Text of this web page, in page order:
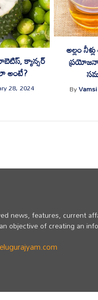
క్యాన్సర్
అంటే?
28, 2024
అల్లం
By
news, features, current
objective of creating an